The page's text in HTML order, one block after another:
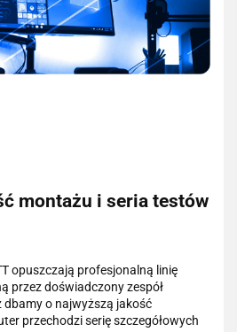
montażu i seria testów
opuszczają profesjonalną linię
przez doświadczony zespół
o najwyższą jakość
przechodzi serię szczegółowych